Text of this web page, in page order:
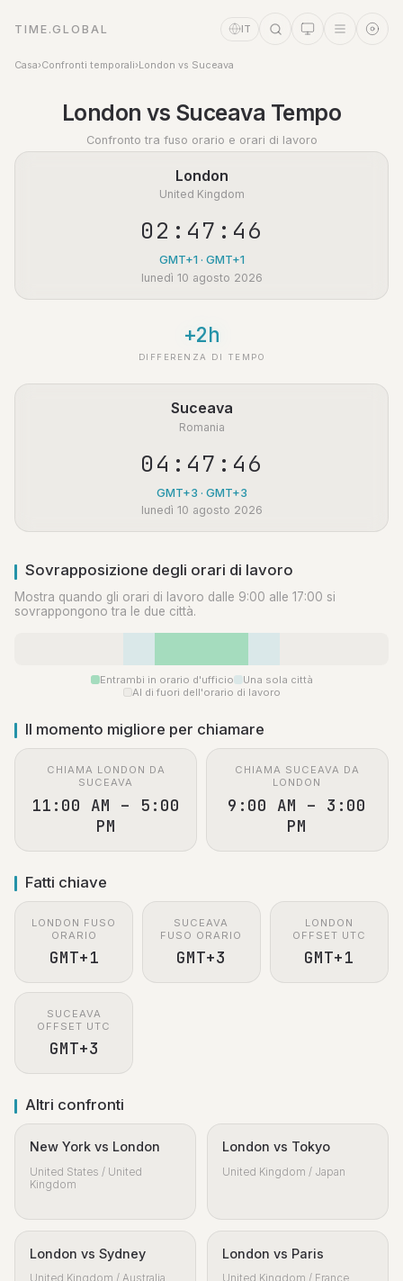
TIME.GLOBAL IT
Casa›Confronti temporali›London vs Suceava
London vs Suceava Tempo
Confronto tra fuso orario e orari di lavoro
London
United Kingdom
02:47:46
GMT+1 · GMT+1
lunedì 10 agosto 2026
+2h
DIFFERENZA DI TEMPO
Suceava
Romania
04:47:46
GMT+3 · GMT+3
lunedì 10 agosto 2026
Sovrapposizione degli orari di lavoro
Mostra quando gli orari di lavoro dalle 9:00 alle 17:00 si
sovrappongono tra le due città.
Entrambi in orario d'ufficio
Una sola città
Al di fuori dell'orario di lavoro
Il momento migliore per chiamare
CHIAMA LONDON DA
SUCEAVA
11:00 AM – 5:00
PM
CHIAMA SUCEAVA DA
LONDON
9:00 AM – 3:00
PM
Fatti chiave
LONDON FUSO
ORARIO
GMT+1
SUCEAVA
FUSO ORARIO
GMT+3
LONDON
OFFSET UTC
GMT+1
SUCEAVA
OFFSET UTC
GMT+3
Altri confronti
New York vs London
United States / United
Kingdom
London vs Tokyo
United Kingdom / Japan
London vs Sydney London vs Paris
Assistente a tempo
Online